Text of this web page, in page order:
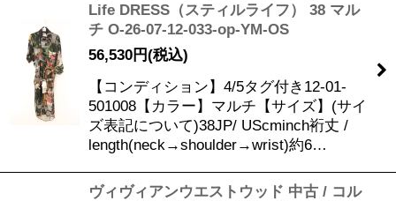
Life DRESS（スティルライフ） 38 マル
チ O-26-07-12-033-op-YM-OS
56,530円(税込)
【コンディション】4/5タグ付き12-01-
501008【カラー】マルチ【サイズ】(サイ
ズ表記について)38JP/ UScminch裄丈 /
length(neck→shoulder→wrist)約6…
ヴィヴィアンウエストウッド 中古 / コル